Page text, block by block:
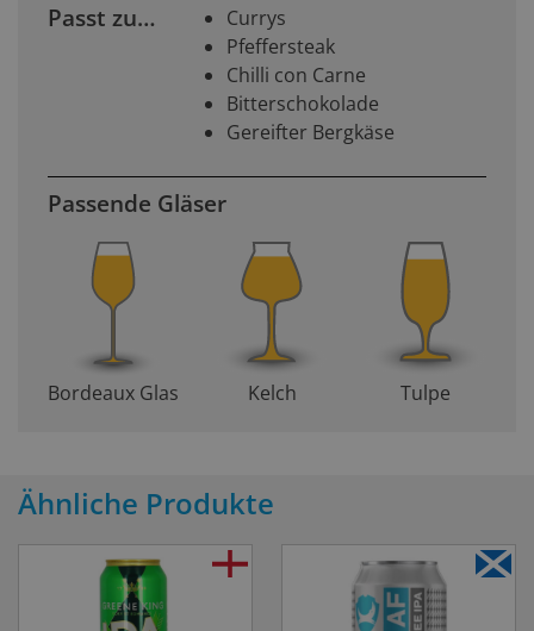
Passt zu…
Currys
Pfeffersteak
Chilli con Carne
Bitterschokolade
Gereifter Bergkäse
Passende Gläser
Bordeaux Glas Kelch Tulpe
Ähnliche Produkte